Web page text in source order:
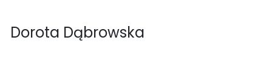
Dorota Dąbrowska